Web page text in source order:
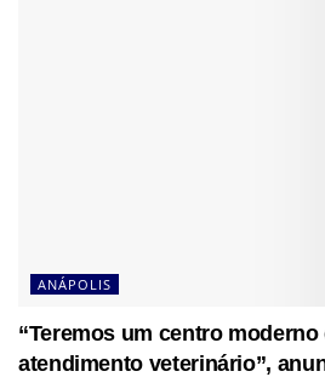
ANÁPOLIS
“Teremos um centro
atendimento veterinário”,